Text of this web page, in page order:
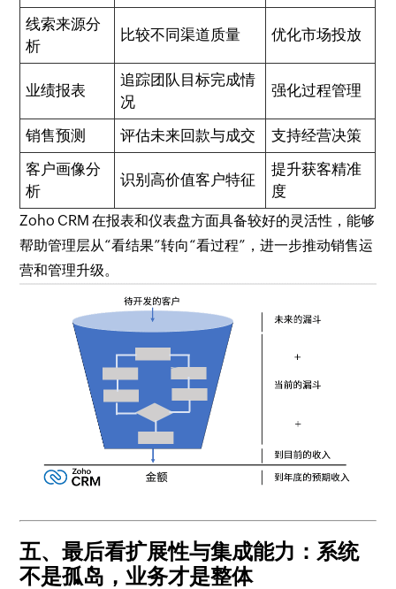
线索来源分
析
比较不同渠道质量 优化市场投放
业绩报表
追踪团队目标完成情
况
强化过程管理
销售预测 评估未来回款与成交
支持经营决策
客户画像分
析
识别高价值客户特征
提升获客精准
度
Zoho CRM 在报表和仪表盘方面具备较好的灵活性，能够
帮助管理层从“看结果”转向“看过程”，进一步推动销售运
营和管理升级。
五、最后看扩展性与集成能力：系统
不是孤岛，业务才是整体